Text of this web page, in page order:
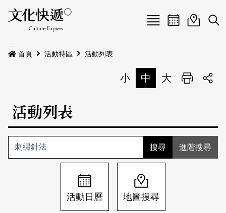
Menu
最新公告
本期專題
歷史專題
活動特區
活動列表
關於我們
活動日曆活動地圖
展
:::
首頁
活動特區 活動列表
小 中 大 列印
活動列表
進階搜尋
活動日曆 地圖搜尋